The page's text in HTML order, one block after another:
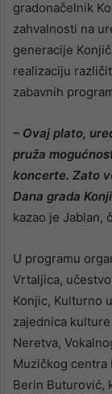
gradonačelnik
zahvalnosti na
generacije
realizaciju
zabavnih
– Ovaj plato,
pruža
koncerte. Zato
Dana grada
kazao je Jablan,
U programu
Vrtaljica,
Konjic, Kulturno
zajednica
Neretva,
Muzičkog centra
Berin Buturović,